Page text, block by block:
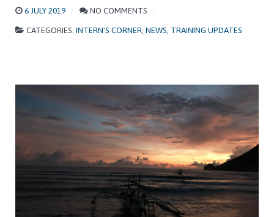
6 JULY 2019
NO COMMENTS
CATEGORIES: INTERN'S CORNER NEWS TRAINING UPDATES